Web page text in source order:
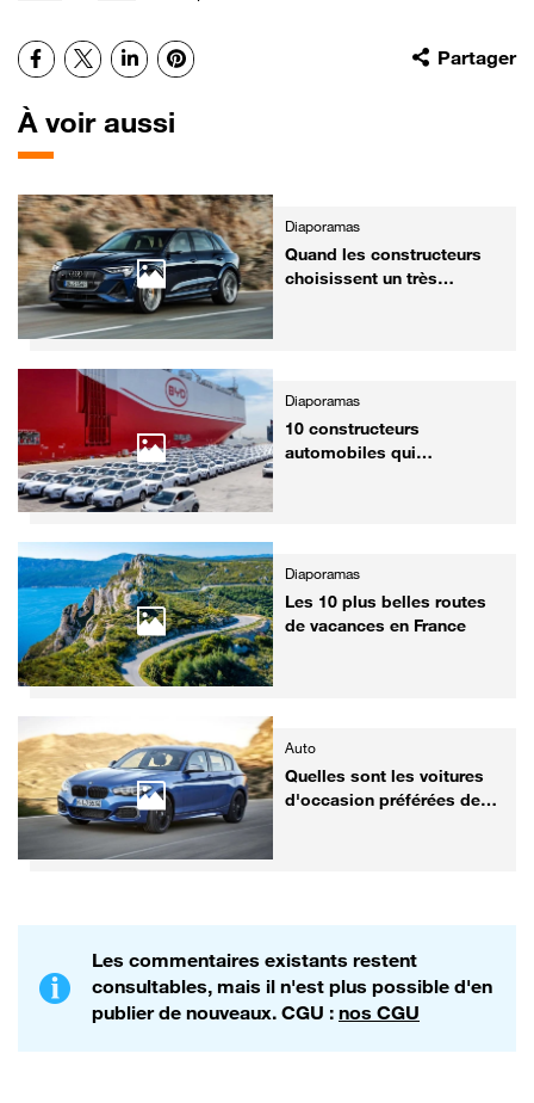
Partager
Facebook
X LinkedInPinterest
À voir aussi
Diaporamas
Quand les constructeurs
choisissent un très
Diaporamas
10 constructeurs
automobiles qui
Diaporamas
Les 10 plus belles routes
de vacances en France
Auto
Quelles sont les voitures
d'occasion préférées des
Les commentaires existants restent
consultables, mais il n'est plus possible d'en
publier de nouveaux. CGU : nos CGU